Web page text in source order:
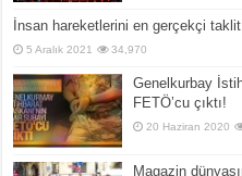
İnsan hareketlerini en gerçekçi
5 Aralık 2021 34,970
Genelkurbay
FETÖ’cu çıktı!
20 Haziran 2020
Magazin